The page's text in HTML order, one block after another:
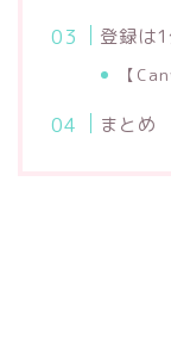
登録は
【
まとめ